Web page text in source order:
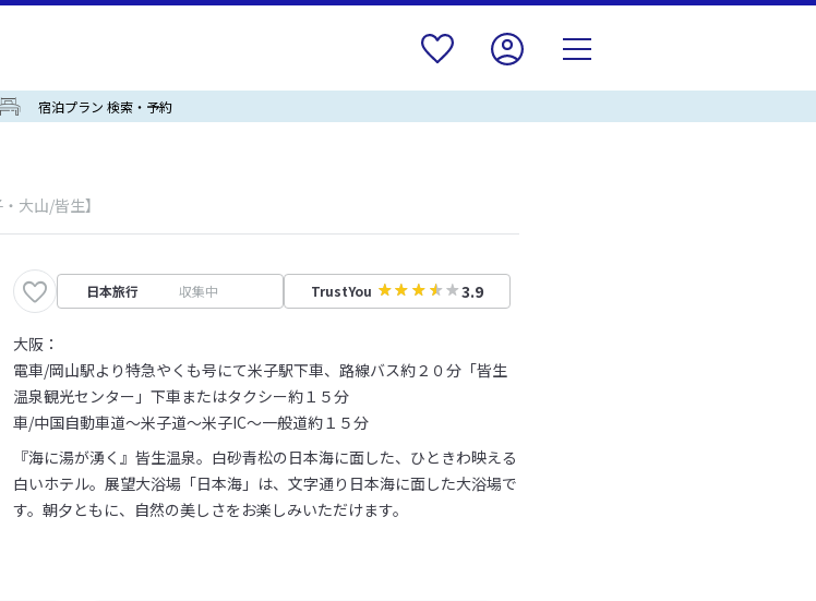
宿泊プラン 検索・予約
大山/皆生】
日本旅行 収集中 TrustYou 3.9
大阪：
電車/岡山駅より特急やくも号にて米子駅下車、路線バス約２０分「皆生
温泉観光センター」下車またはタクシー約１５分
車/中国自動車道～米子道～米子IC～一般道約１５分
『海に湯が湧く』皆生温泉。白砂青松の日本海に面した、ひときわ映える
白いホテル。展望大浴場「日本海」は、文字通り日本海に面した大浴場で
す。朝夕ともに、自然の美しさをお楽しみいただけます。